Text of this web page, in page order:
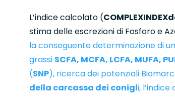
L’indice calcolato (
stima delle escrezioni di Fosforo e
la conseguente determinazione di un
grassi SCFA, MCFA, LCFA, MUFA,
(SNP), ricerca dei potenziali
della carcassa dei conigli,